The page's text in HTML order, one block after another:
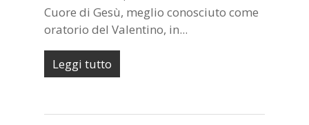
Cuore di Gesù, meglio conosciuto come
oratorio del Valentino, in...
Leggi tutto